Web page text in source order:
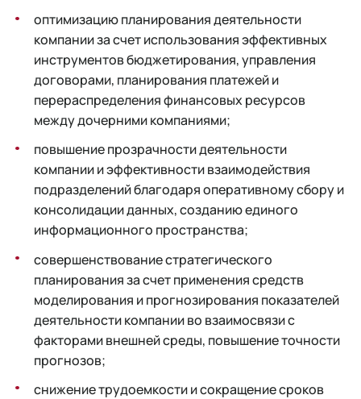
оптимизацию планирования деятельности
компании за счет использования эффективных
инструментов бюджетирования, управления
договорами, планирования платежей и
перераспределения финансовых ресурсов
между дочерними компаниями;
повышение прозрачности деятельности
компании и эффективности взаимодействия
подразделений благодаря оперативному сбору и
консолидации данных, созданию единого
информационного пространства;
совершенствование стратегического
планирования за счет применения средств
моделирования и прогнозирования показателей
деятельности компании во взаимосвязи с
факторами внешней среды, повышение точности
прогнозов;
снижение трудоемкости и сокращение сроков